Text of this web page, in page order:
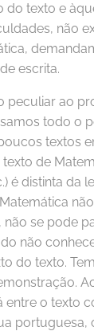
do texto e
não
escrita.
peculiar ao
todo o
textos
de
é distinta da
se pode
não
do texto.
entre o texto
portuguesa,